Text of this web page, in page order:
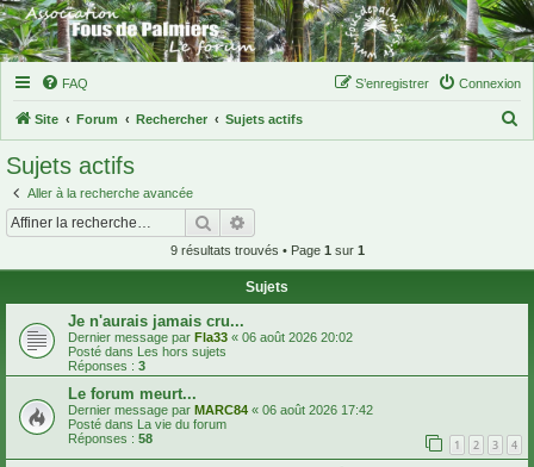
FAQ Connexion
S’enregistrer
Site Forum Rechercher Sujets actifs
r
Sujets actifs
Aller à la recherche avancée
Rechercher
9 résultats trouvés • Page 1 sur 1
Sujets
Je n'aurais jamais cru...
Dernier message par Fla33 « 06 août 2026 20:02
Posté dans Les hors sujets
Réponses : 3
Le forum meurt...
Dernier message par MARC84 « 06 août 2026 17:42
Posté dans La vie du forum
Réponses : 58 1 2 3 4